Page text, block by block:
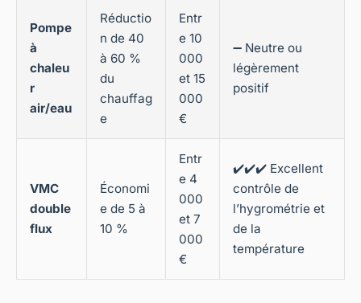
Pompe
à
chaleu
r
air/eau
Réductio
n de 40
à 60 %
du
chauffag
e
Entr
e 10
000
et 15
000
€
➖ Neutre ou
légèrement
positif
VMC
double
flux
Économi
e de 5 à
10 %
Entr
e 4
000
et 7
000
€
✔️✔️✔️ Excellent
contrôle de
l’hygrométrie et
de la
température